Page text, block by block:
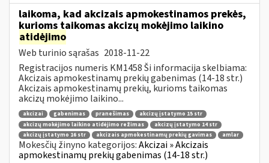
laikoma, kad akcizais apmokestinamos prekės,
kurioms taikomas akcizų mokėjimo laikino
atidėjimo
Web turinio sąrašas 2018-11-22
Registracijos numeris KM1458 Ši informacija skelbiama:
Akcizais apmokestinamų prekių gabenimas (14-18 str.)
Akcizais apmokestinamų prekių, kurioms taikomas
akcizų mokėjimo laikino...
akcizai gabenimas pranešimas
akcizų įstatymo 15 str
akcizų mokėjimo laikino atidėjimo režimas
akcizų įstatymo 14 str
akcizų įstatymo 16 str
akcizais apmokestinamų prekių gavimas amlar
Mokesčių žinyno kategorijos:Akcizai » Akcizais
apmokestinamų prekių gabenimas (14-18 str.)